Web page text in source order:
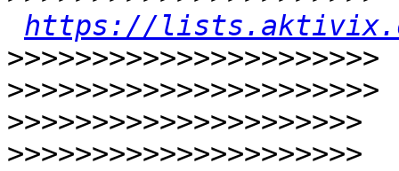
https://
>>>>>>>>>>>>>>>>>>>>>>
>>>>>>>>>>>>>>>>>>>>>>
>>>>>>>>>>>>>>>>>>>>>
>>>>>>>>>>>>>>>>>>>>>